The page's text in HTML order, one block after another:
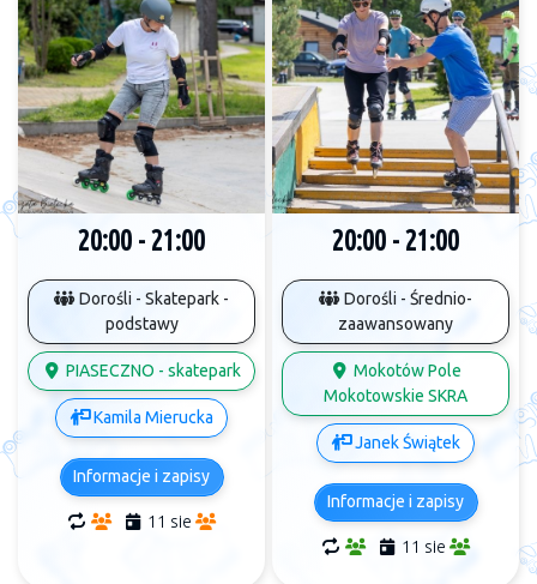
20:00 - 21:00
Dorośli - Skatepark -
podstawy
PIASECZNO - skatepark
Kamila Mierucka
Informacje i zapisy
11 sie
20:00 - 21:00
Dorośli - Średnio-
zaawansowany
Mokotów Pole
Mokotowskie SKRA
Janek Świątek
Informacje i zapisy
11 sie